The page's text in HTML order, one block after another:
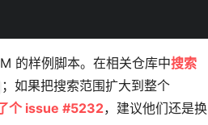
的样例脚本。在相关仓库中搜索
；如果把搜索范围扩大到整个
个 issue #5232，建议他们还是换